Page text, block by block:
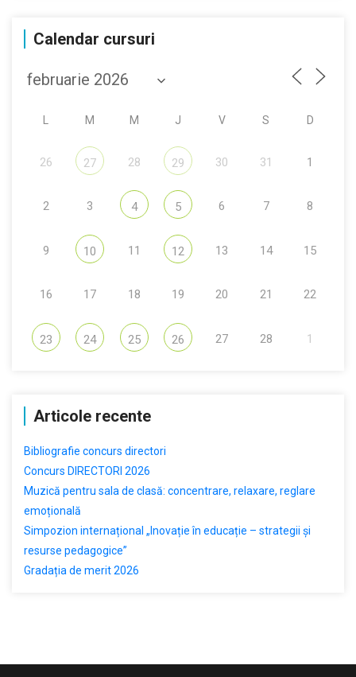
Calendar cursuri
M M J V S D
26 27 28 29 30 31 1
2 3 4 5 6 7 8
9 10 11 12 13 14 15
16 17 18 19 20 21 22
23 24 25 26 27 28 1
Articole recente
Bibliografie concurs directori
Concurs DIRECTORI 2026
Muzică pentru sala de clasă: concentrare, relaxare, reglare
emoțională
Simpozion internațional „Inovație în educație – strategii și
resurse pedagogice”
Gradația de merit 2026